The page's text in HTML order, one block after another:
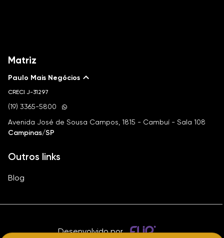
Matriz
Paulo Mais Negócios
CRECI J-31297
(19) 3365-5800
Avenida José de Sousa Campos, 1815 - Cambuí - Sala 108
Campinas/SP
Outros links
Blog
Desenvolvido por